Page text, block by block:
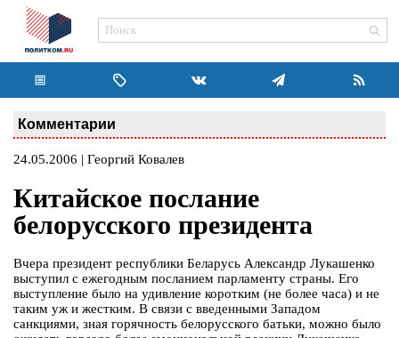
Комментарии
24.05.2006 | Георгий Ковалев
Китайское послание
белорусского президента
Вчера президент республики Беларусь Александр Лукашенко
выступил с ежегодным посланием парламенту страны. Его
выступление было на удивление коротким (не более часа) и не
таким уж и жестким. В связи с введенными Западом
санкциями, зная горячность белорусского батьки, можно было